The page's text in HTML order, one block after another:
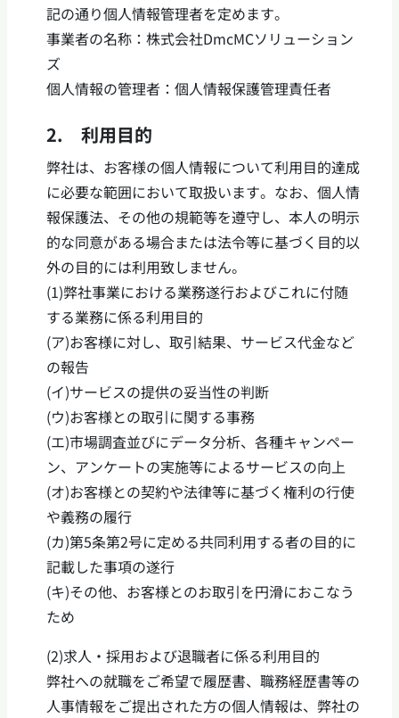
記の通り個人情報管理者を定めます。
事業者の名称：株式会社DmcMCソリューション
ズ
個人情報の管理者：個人情報保護管理責任者
2. 利用目的
弊社は、お客様の個人情報について利用目的達成
に必要な範囲において取扱います。なお、個人情
報保護法、その他の規範等を遵守し、本人の明示
的な同意がある場合または法令等に基づく目的以
外の目的には利用致しません。
(1)弊社事業における業務遂行およびこれに付随
する業務に係る利用目的
(ア)お客様に対し、取引結果、サービス代金など
の報告
(イ)サービスの提供の妥当性の判断
(ウ)お客様との取引に関する事務
(エ)市場調査並びにデータ分析、各種キャンペー
ン、アンケートの実施等によるサービスの向上
(オ)お客様との契約や法律等に基づく権利の行使
や義務の履行
(カ)第5条第2号に定める共同利用する者の目的に
記載した事項の遂行
(キ)その他、お客様とのお取引を円滑におこなう
ため
(2)求人・採用および退職者に係る利用目的
弊社への就職をご希望で履歴書、職務経歴書等の
人事情報をご提出された方の個人情報は、弊社の